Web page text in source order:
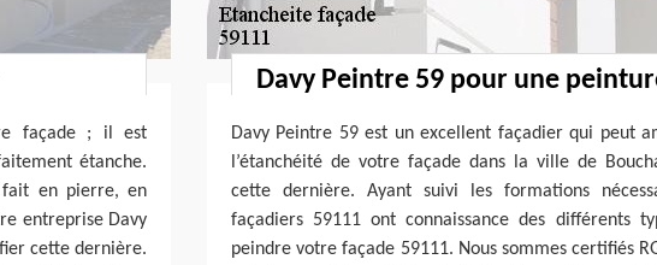
façade ; il est
étanche.
fait en pierre, en
entreprise Davy
cette dernière.
Davy Peintre 59 pour une
Davy Peintre 59 est un excellent façadier qui peut
l’étanchéité de votre façade dans la ville de
cette dernière. Ayant suivi les formations
façadiers 59111 ont connaissance des différents
peindre votre façade 59111. Nous sommes certifiés